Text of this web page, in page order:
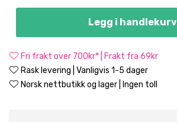
Legg i handlekurv
Fri frakt over 700kr* | Frakt fra 69kr
Rask levering | Vanligvis 1-5 dager
Norsk nettbutikk og lager | Ingen toll